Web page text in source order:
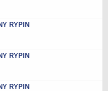
urzędnicze
RYPIN
RYPIN
RYPIN